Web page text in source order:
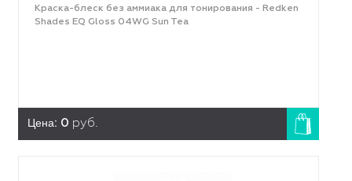
Краска-блеск без аммиака для тонирования - Redken
Shades EQ Gloss 04WG Sun Tea
Цена: 0 руб.